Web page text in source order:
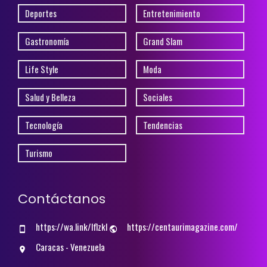
Deportes Entretenimiento
Gastronomía Grand Slam
Life Style Moda
Salud y Belleza Sociales
Tecnología Tendencias
Turismo
Contáctanos
https://wa.link/lflzkl
https://centaurimagazine.com/
Caracas - Venezuela